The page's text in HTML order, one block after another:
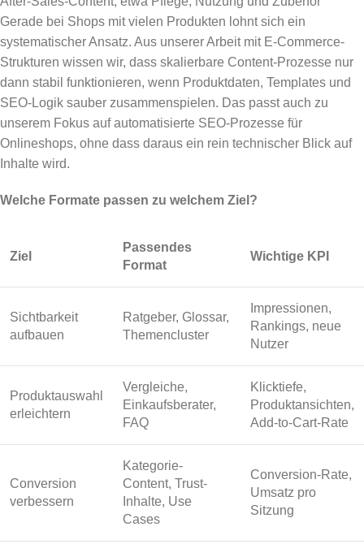
Gerade bei Shops mit vielen Produkten lohnt sich ein
systematischer Ansatz. Aus unserer Arbeit mit E-Commerce-
Strukturen wissen wir, dass skalierbare Content-Prozesse nur
dann stabil funktionieren, wenn Produktdaten, Templates und
SEO-Logik sauber zusammenspielen. Das passt auch zu
unserem Fokus auf automatisierte SEO-Prozesse für
Onlineshops, ohne dass daraus ein rein technischer Blick auf
Inhalte wird.
Welche Formate passen zu welchem Ziel?
Ziel
Passendes
Format
Wichtige KPI
Sichtbarkeit
aufbauen
Ratgeber, Glossar,
Themencluster
Impressionen,
Rankings, neue
Nutzer
Produktauswahl
erleichtern
Vergleiche,
Einkaufsberater,
FAQ
Klicktiefe,
Produktansichten,
Add-to-Cart-Rate
Conversion
verbessern
Kategorie-
Content, Trust-
Inhalte, Use
Cases
Conversion-Rate,
Umsatz pro
Sitzung